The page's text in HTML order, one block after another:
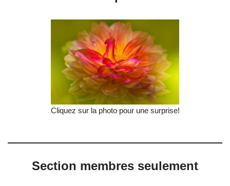
Cliquez sur la photo pour une surprise!
Section membres seulement